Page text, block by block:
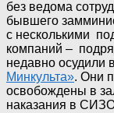
без ведома
бывшего
с несколькими
компаний –
недавно осудили
Минкульта». Они
освобождены в
наказания в